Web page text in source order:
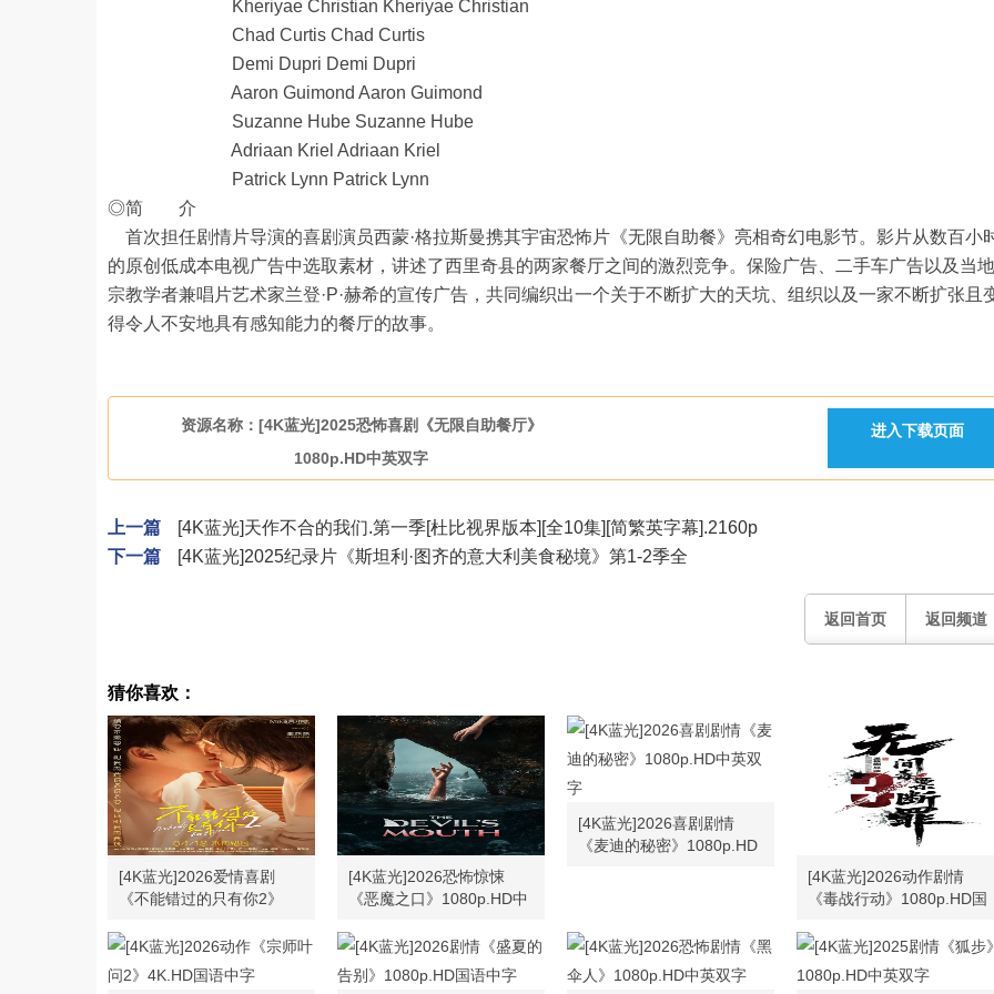
Kheriyae Christian Kheriyae Christian
Chad Curtis Chad Curtis
Demi Dupri Demi Dupri
Aaron Guimond Aaron Guimond
Suzanne Hube Suzanne Hube
Adriaan Kriel Adriaan Kriel
Patrick Lynn Patrick Lynn
◎简 介
首次担任剧情片导演的喜剧演员西蒙·格拉斯曼携其宇宙恐怖片《无限自助餐》亮相奇幻电影节。影片从数百小
的原创低成本电视广告中选取素材，讲述了西里奇县的两家餐厅之间的激烈竞争。保险广告、二手车广告以及当地
宗教学者兼唱片艺术家兰登·P·赫希的宣传广告，共同编织出一个关于不断扩大的天坑、组织以及一家不断扩张且
得令人不安地具有感知能力的餐厅的故事。
资源名称：[4K蓝光]2025恐怖喜剧《无限自助餐厅》
1080p.HD中英双字
进入下载页面
上一篇
[4K蓝光]天作不合的我们.第一季[杜比视界版本][全10集][简繁英字幕].2160p
下一篇
[4K蓝光]2025纪录片《斯坦利·图齐的意大利美食秘境》第1-2季全
返回首页 返回频道
猜你喜欢：
[4K蓝光]2026爱情喜剧
《不能错过的只有你2》
[4K蓝光]2026恐怖惊悚
《恶魔之口》1080p.HD中
[4K蓝光]2026喜剧剧情
《麦迪的秘密》1080p.HD
[4K蓝光]2026动作剧情
《毒战行动》1080p.HD国